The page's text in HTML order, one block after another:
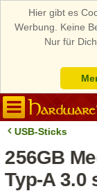
Hier gibt es
Werbung. Keine
Nur für
USB-Sticks
256GB
Typ-A 3.0